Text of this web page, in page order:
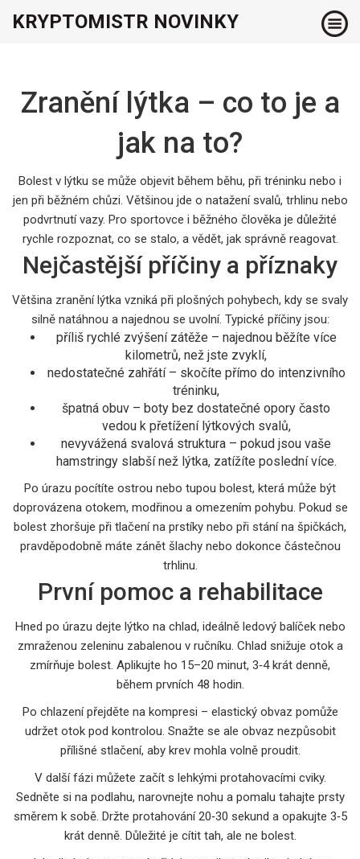
KRYPTOMISTR NOVINKY
Zranění lýtka – co to je a
jak na to?
Bolest v lýtku se může objevit během běhu, při tréninku nebo i
jen při běžném chůzi. Většinou jde o natažení svalů, trhlinu nebo
podvrtnutí vazy. Pro sportovce i běžného člověka je důležité
rychle rozpoznat, co se stalo, a vědět, jak správně reagovat.
Nejčastější příčiny a příznaky
Většina zranění lýtka vzniká při plošných pohybech, kdy se svaly
silně natáhnou a najednou se uvolní. Typické příčiny jsou:
příliš rychlé zvýšení zátěže – najednou běžíte více
kilometrů, než jste zvyklí,
nedostatečné zahřátí – skočíte přímo do intenzivního
tréninku,
špatná obuv – boty bez dostatečné opory často
vedou k přetížení lýtkových svalů,
nevyvážená svalová struktura – pokud jsou vaše
hamstringy slabší než lýtka, zatížíte poslední více.
Po úrazu pocítíte ostrou nebo tupou bolest, která může být
doprovázena otokem, modřinou a omezením pohybu. Pokud se
bolest zhoršuje při tlačení na prstíky nebo při stání na špičkách,
pravděpodobně máte zánět šlachy nebo dokonce částečnou
trhlinu.
První pomoc a rehabilitace
Hned po úrazu dejte lýtko na chlad, ideálně ledový balíček nebo
zmraženou zeleninu zabalenou v ručníku. Chlad snižuje otok a
zmírňuje bolest. Aplikujte ho 15–20 minut, 3‑4 krát denně,
během prvních 48 hodin.
Po chlazení přejděte na kompresi – elastický obvaz pomůže
udržet otok pod kontrolou. Snažte se ale obvaz nezpůsobit
přílišné stlačení, aby krev mohla volně proudit.
V další fázi můžete začít s lehkými protahovacími cviky.
Sedněte si na podlahu, narovnejte nohu a pomalu tahajte prsty
směrem k sobě. Držte protahování 20‑30 sekund a opakujte 3‑5
krát denně. Důležité je cítit tah, ale ne bolest.